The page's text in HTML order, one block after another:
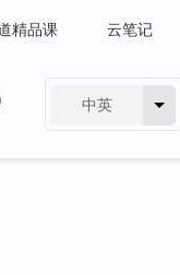
精品课 云笔记
中英